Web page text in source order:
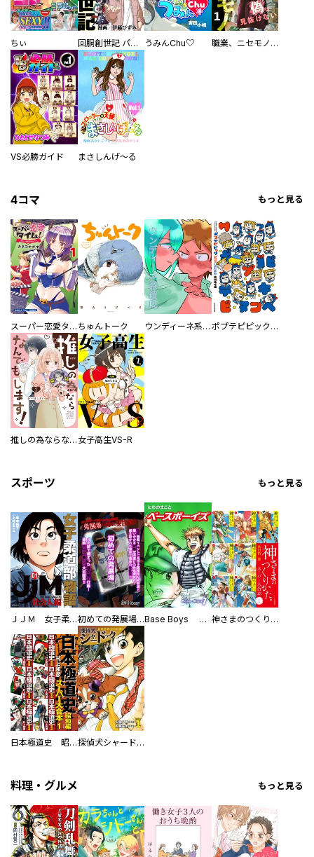
ちぃ 回胴創世記 パチスロを創った男達 うみんChu♡ 職業、ニセモノ～あなたに偽は見抜けない【電子単行本版】
VS必勝ガイド まさしんげ～る
4コマ もっと見る
スーパー恋愛タイム！～現場でドＳな彼女は自宅でデレる～ ちゅんトーク ウンディーネ系彼氏 ポプテピピック SEASON EIGHT
推しの為ならなんでもします！ 女子高生VS-R
スポーツ もっと見る
ＪＪＭ 女子柔道部物語 社会人編 初めての発展場 【白抜き修正版】 Base Boys 新装版 神さまのつくりかた。スーパー大合本
日本極道史 昭和編 スーパー大合本 探偵犬シャードック（新装版）
料理・グルメ もっと見る